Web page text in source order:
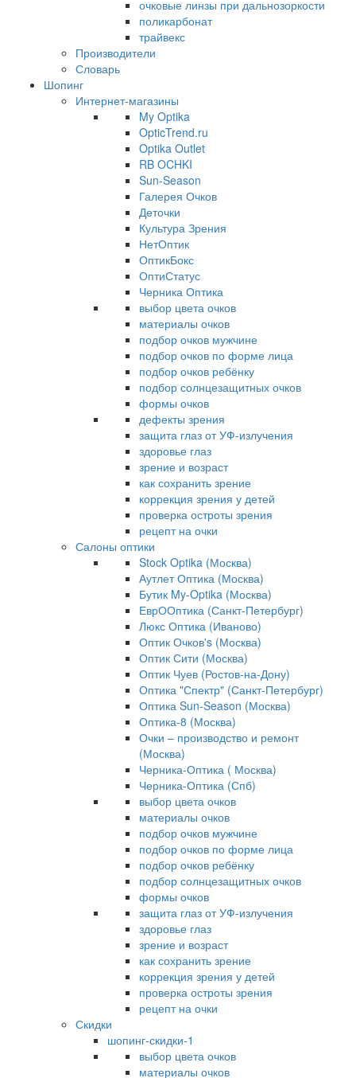
очковые линзы при дальнозоркости
поликарбонат
трайвекс
Производители
Словарь
Шопинг
Интернет-магазины
My Optika
OpticTrend.ru
Optika Outlet
RB OCHKI
Sun-Season
Галерея Очков
Деточки
Культура Зрения
НетОптик
ОптикБокс
ОптиСтатус
Черника Оптика
выбор цвета очков
материалы очков
подбор очков мужчине
подбор очков по форме лица
подбор очков ребёнку
подбор солнцезащитных очков
формы очков
дефекты зрения
защита глаз от УФ-излучения
здоровье глаз
зрение и возраст
как сохранить зрение
коррекция зрения у детей
проверка остроты зрения
рецепт на очки
Салоны оптики
Stock Optika (Москва)
Аутлет Оптика (Москва)
Бутик My-Optika (Москва)
ЕврООптика (Санкт-Петербург)
Люкс Оптика (Иваново)
Оптик Очков's (Москва)
Оптик Сити (Москва)
Оптик Чуев (Ростов-на-Дону)
Оптика "Спектр" (Санкт-Петербург)
Оптика Sun-Season (Москва)
Оптика-8 (Москва)
Очки – производство и ремонт
(Москва)
Черника-Оптика ( Москва)
Черника-Оптика (Спб)
выбор цвета очков
материалы очков
подбор очков мужчине
подбор очков по форме лица
подбор очков ребёнку
подбор солнцезащитных очков
формы очков
защита глаз от УФ-излучения
здоровье глаз
зрение и возраст
как сохранить зрение
коррекция зрения у детей
проверка остроты зрения
рецепт на очки
Скидки
шопинг-скидки-1
выбор цвета очков
материалы очков